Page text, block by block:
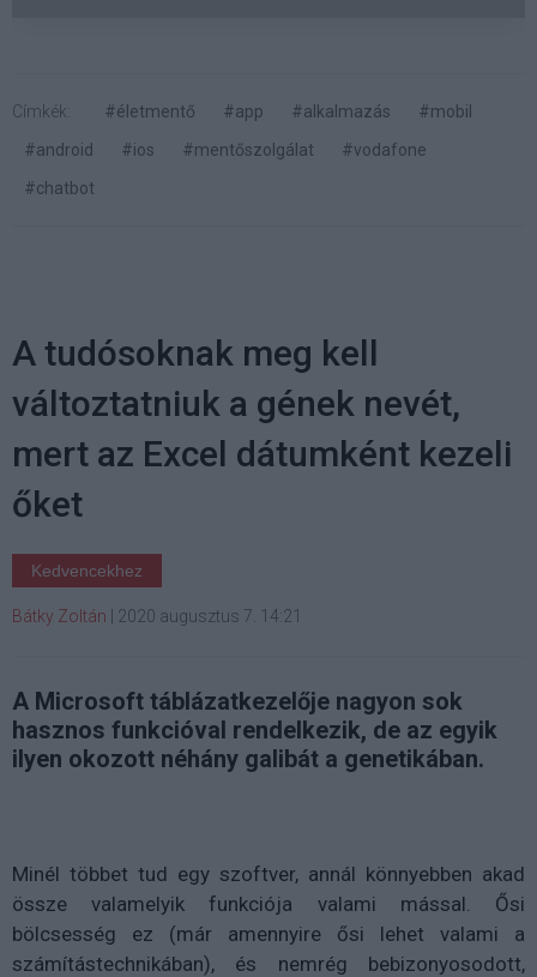
Címkék: #életmentő #app #alkalmazás
#mobil
#android
#ios #mentőszolgálat
#vodafone
#chatbot
A tudósoknak meg kell
változtatniuk a gének nevét,
mert az Excel dátumként kezeli
őket
Kedvencekhez
Bátky Zoltán 2020 augusztus 7. 14:21
A Microsoft táblázatkezelője nagyon sok
hasznos funkcióval rendelkezik, de az egyik
ilyen okozott néhány galibát a genetikában.
Minél többet tud egy szoftver, annál könnyebben akad
össze valamelyik funkciója valami mással. Ősi
bölcsesség ez (már amennyire ősi lehet valami a
számítástechnikában), és nemrég bebizonyosodott,